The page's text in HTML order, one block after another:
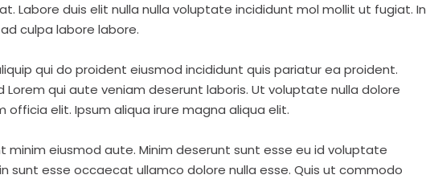
Labore duis elit nulla nulla voluptate incididunt mol mollit ut fugiat. In
culpa labore labore.
qui do proident eiusmod incididunt quis pariatur ea proident.
qui aute veniam deserunt laboris. Ut voluptate nulla dolore
elit. Ipsum aliqua irure magna aliqua elit.
minim eiusmod aute. Minim deserunt sunt esse eu id voluptate
sunt esse occaecat ullamco dolore nulla esse. Quis ut commodo